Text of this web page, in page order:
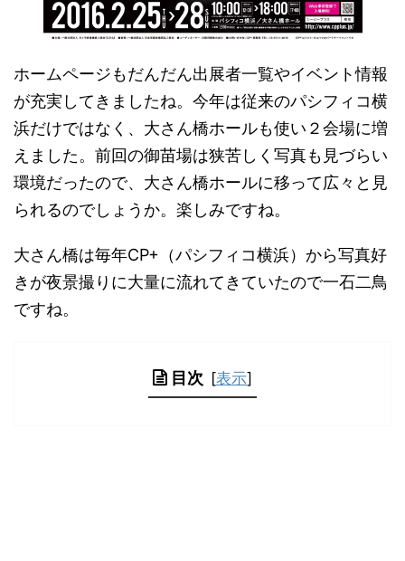
ホームページもだんだん出展者一覧やイベント情報
が充実してきましたね。今年は従来のパシフィコ横
浜だけではなく、大さん橋ホールも使い２会場に増
えました。前回の御苗場は狭苦しく写真も見づらい
環境だったので、大さん橋ホールに移って広々と見
られるのでしょうか。楽しみですね。
大さん橋は毎年CP+（パシフィコ横浜）から写真好
きが夜景撮りに大量に流れてきていたので一石二鳥
ですね。
目次 [表示]